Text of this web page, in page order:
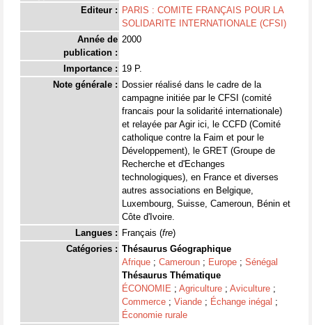
Editeur : PARIS : COMITE FRANÇAIS POUR LA
SOLIDARITE INTERNATIONALE (CFSI)
Année de
publication :
2000
Importance : 19 P.
Note générale : Dossier réalisé dans le cadre de la
campagne initiée par le CFSI (comité
francais pour la solidarité internationale)
et relayée par Agir ici, le CCFD (Comité
catholique contre la Faim et pour le
Développement), le GRET (Groupe de
Recherche et d'Echanges
technologiques), en France et diverses
autres associations en Belgique,
Luxembourg, Suisse, Cameroun, Bénin et
Côte d'Ivoire.
Langues : Français (fre)
Catégories : Thésaurus Géographique
Afrique ; Cameroun ; Europe ; Sénégal
Thésaurus Thématique
ÉCONOMIE ; Agriculture ; Aviculture ;
Commerce ; Viande ; Échange inégal ;
Économie rurale